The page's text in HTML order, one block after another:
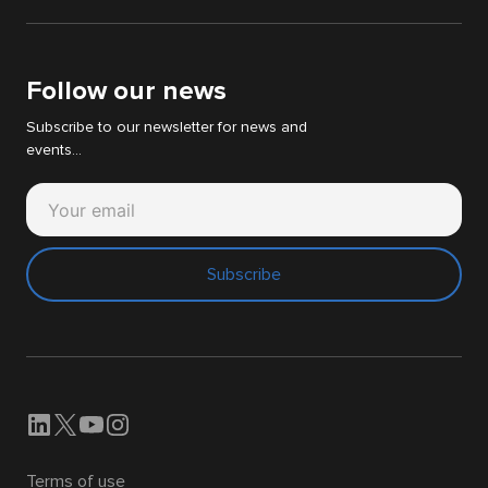
Support Cyllene
Follow our news
Subscribe to our newsletter for news and
events...
Subscribe
Terms of use